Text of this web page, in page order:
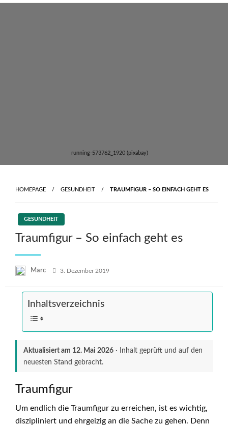
Skip
running-573762_1920 (pixabay)
HOMEPAGE GESUNDHEIT TRAUMFIGUR – SO EINFACH GEHT ES
GESUNDHEIT
Traumfigur – So einfach geht es
Marc
Posted
3. Dezember 2019
Inhaltsverzeichnis
Aktualisiert am 12. Mai 2026· Inhalt geprüft und auf den
neuesten Stand gebracht.
Traumfigur
Um endlich die Traumfigur zu erreichen, ist es wichtig,
diszipliniert und ehrgeizig an die Sache zu gehen. Denn